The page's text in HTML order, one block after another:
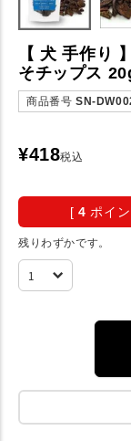
【 犬 手作り
そチップス
商品番号 SN-
¥418税込
[ 4 ポイ
残りわずかです。